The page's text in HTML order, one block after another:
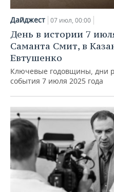
Дайджест 07 июл, 00:00
День в истории 7
Саманта Смит, в
Евтушенко
Ключевые годовщины, дни
события 7 июля 2025 года